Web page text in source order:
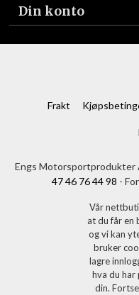
Din konto
Frakt
Engs Motorsportprodukter
47 46 76 44 98 -
Vår
at du får en
og vi kan
bruker
lagre
hva du har
din.